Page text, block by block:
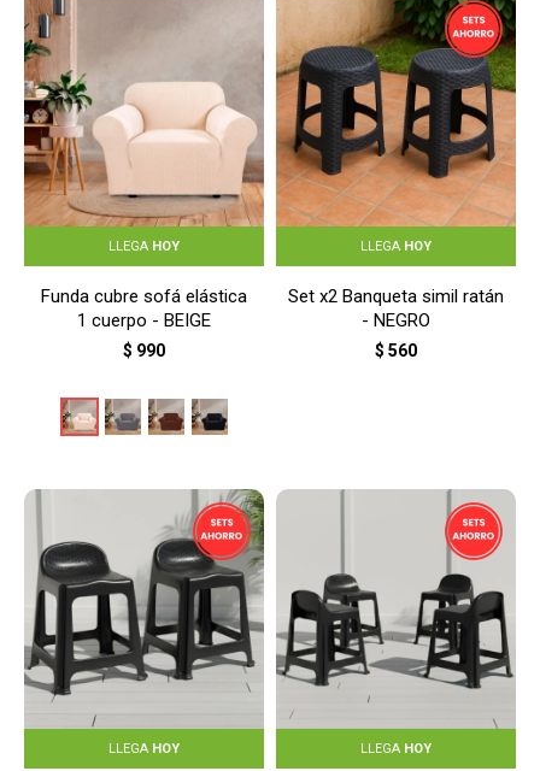
LLEGA HOY
Funda cubre sofá elástica
1 cuerpo - BEIGE
$ 990
LLEGA HOY
Set x2 Banqueta simil ratán
- NEGRO
$ 560
LLEGA HOY LLEGA HOY